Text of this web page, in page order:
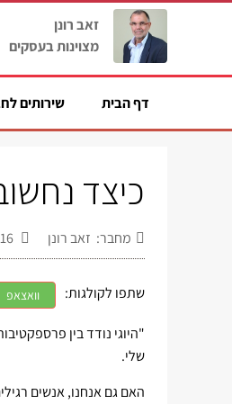
זאב רונן
מצוינות בעסקים
דף הבית שירותים
כיצד
מחבר: זאב רונן
שתפו לקולגות: וואצאפ
"היוגי נודד בין
שלי.
האם גם אנחנו, אנשים